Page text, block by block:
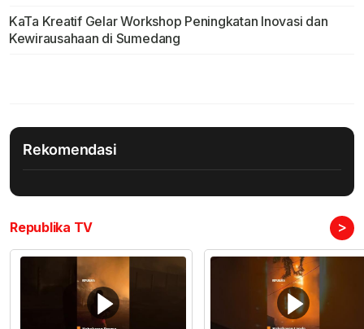
KaTa Kreatif Gelar Workshop Peningkatan Inovasi dan
Kewirausahaan di Sumedang
Rekomendasi
Republika TV >